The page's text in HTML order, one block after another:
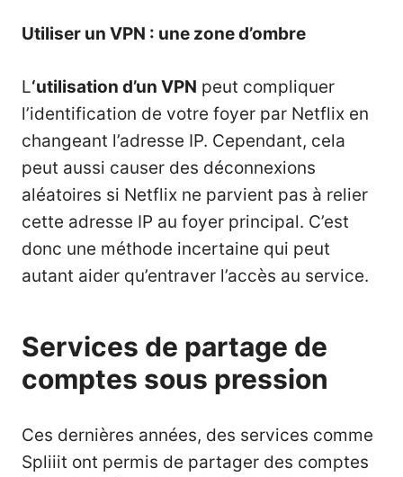
Utiliser un VPN : une zone d’ombre
L‘utilisation d’un VPN peut compliquer
l’identification de votre foyer par Netflix en
changeant l’adresse IP. Cependant, cela
peut aussi causer des déconnexions
aléatoires si Netflix ne parvient pas à relier
cette adresse IP au foyer principal. C’est
donc une méthode incertaine qui peut
autant aider qu’entraver l’accès au service.
Services de partage de
comptes sous pression
Ces dernières années, des services comme
Spliiit ont permis de partager des comptes